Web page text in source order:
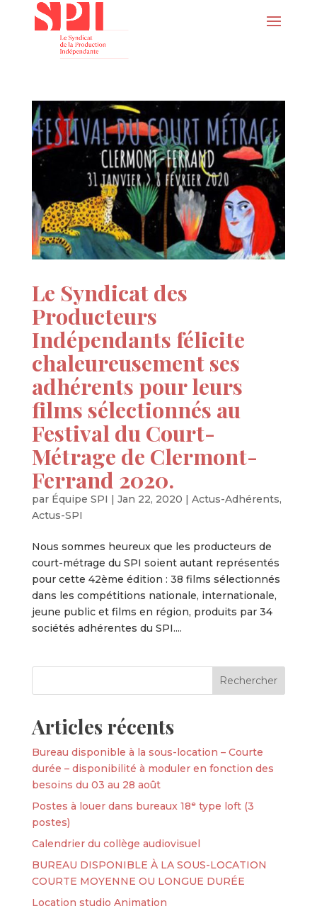
Le Syndicat des
Producteurs
Indépendants félicite
chaleureusement ses
adhérents pour leurs
films sélectionnés au
Festival du Court-
Métrage de Clermont-
Ferrand 2020.
par Équipe SPI | Jan 22, 2020 | Actus-Adhérents,
Actus-SPI
Nous sommes heureux que les producteurs de
court-métrage du SPI soient autant représentés
pour cette 42ème édition : 38 films sélectionnés
dans les compétitions nationale, internationale,
jeune public et films en région, produits par 34
sociétés adhérentes du SPI....
Articles récents
Bureau disponible à la sous-location – Courte
durée – disponibilité à moduler en fonction des
besoins du 03 au 28 août
Postes à louer dans bureaux 18ᵉ type loft (3
postes)
Calendrier du collège audiovisuel
BUREAU DISPONIBLE À LA SOUS-LOCATION
COURTE MOYENNE OU LONGUE DURÉE
Location studio Animation